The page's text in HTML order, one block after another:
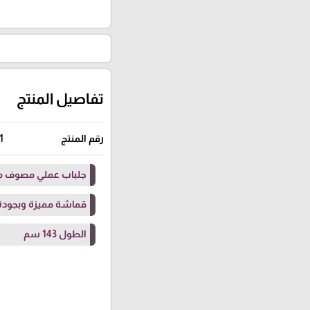
تفاصيل المنتج
رقم المنتج
جلباب عملي
قماشة مميزة
الطول 143 سم